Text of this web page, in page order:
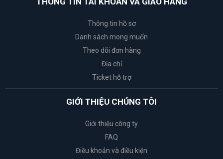
Thông tin hồ sơ
Danh sách mong muốn
Theo dõi đơn hàng
Địa chỉ
Ticket hỗ trợ
GIỚI THIỆU CHÚNG TÔI
Giới thiệu công ty
FAQ
Điều khoản và điều kiện